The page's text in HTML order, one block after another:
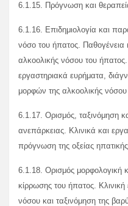
6.1.15. Πρόγνωση και
6.1.16. Επιδημιολογία και
νόσο του ήπατος. Παθογένεια
αλκοολικής νόσου του ήπατος.
εργαστηριακά ευρήματα,
μορφών της αλκοολικής νόσου
6.1.17. Ορισμός, ταξινόμηση
ανεπάρκειας. Κλινικά και
πρόγνωση της οξείας
6.1.18. Ορισμός μορφολογική
κίρρωσης του ήπατος.
νόσου και ταξινόμηση της